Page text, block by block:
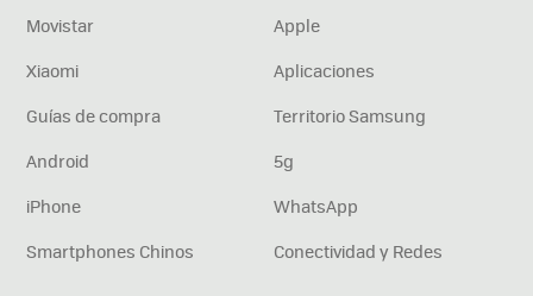
Movistar
Apple
Xiaomi
Aplicaciones
Guías de compra
Territorio Samsung
Android
5g
iPhone
WhatsApp
Smartphones Chinos
Conectividad y Redes